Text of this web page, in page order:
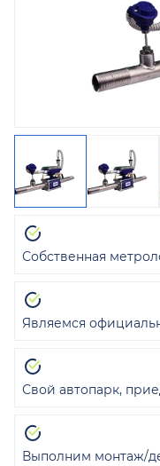
Собственная
Являемся
Свой автопарк,
Выполним монтаж/